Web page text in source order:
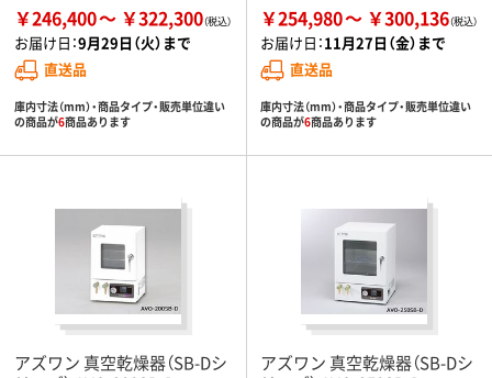
￥246,400 ￥322,300
お届け日：9月29日（火）まで
直送品
庫内寸法（mm）・商品タイプ・販売単位違い
の商品が6商品あります
￥254,980 ￥300,136
お届け日：11月27日（金）まで
直送品
庫内寸法（mm）・商品タイプ・販売単位違い
の商品が6商品あります
アズワン 真空乾燥器（SB-Dシ
アズワン 真空乾燥器（SB-Dシ